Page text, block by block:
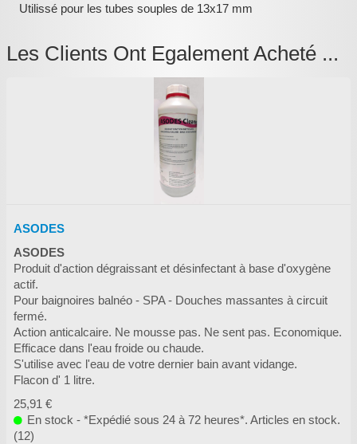
Utilissé pour les tubes souples de 13x17 mm
Les Clients Ont Egalement Acheté ...
ASODES
ASODES
Produit d'action dégraissant et désinfectant à base d'oxygène
actif.
Pour baignoires balnéo - SPA - Douches massantes à circuit
fermé.
Action anticalcaire. Ne mousse pas. Ne sent pas. Economique.
Efficace dans l'eau froide ou chaude.
S'utilise avec l'eau de votre dernier bain avant vidange.
Flacon d' 1 litre.
25,91 €
En stock - *Expédié sous 24 à 72 heures*. Articles en stock.
(12)